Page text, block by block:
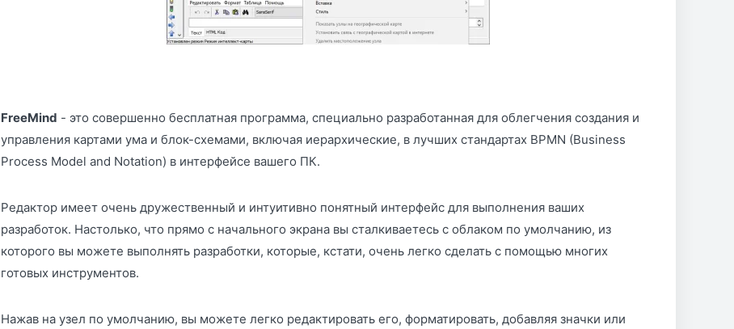
FreeMind - это совершенно бесплатная программа, специально разработанная для облегчения создания и
управления картами ума и блок-схемами, включая иерархические, в лучших стандартах BPMN (Business
Process Model and Notation) в интерфейсе вашего ПК.
Редактор имеет очень дружественный и интуитивно понятный интерфейс для выполнения ваших
разработок. Настолько, что прямо с начального экрана вы сталкиваетесь с облаком по умолчанию, из
которого вы можете выполнять разработки, которые, кстати, очень легко сделать с помощью многих
готовых инструментов.
Нажав на узел по умолчанию, вы можете легко редактировать его, форматировать, добавляя значки или